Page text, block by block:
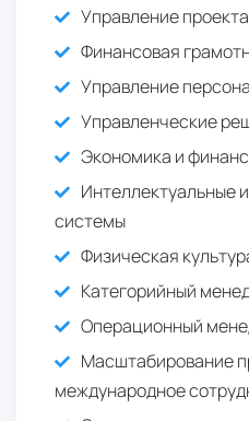
Управление
Финансовая
Управление
Управленческие
Экономика и
Интеллектуальные
системы
Физическая
Категорийный
Операционный
Масштабирование
международное